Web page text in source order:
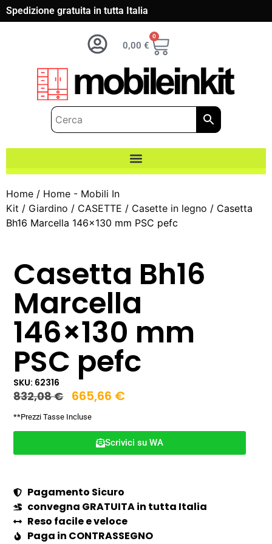
Spedizione gratuita in tutta Italia
0,00 €
0
Home / Home - Mobili In
Kit / Giardino / CASETTE / Casette in legno / Casetta
Bh16 Marcella 146×130 mm PSC pefc
Casetta Bh16
Marcella
146×130 mm
PSC pefc
SKU: 62316
832,08€ 665,66 €
**Prezzi Tasse Incluse
Scrivici su WA
Pagamento Sicuro
convegna GRATUITA in tutta Italia
Reso facile e veloce
Paga in CONTRASSEGNO